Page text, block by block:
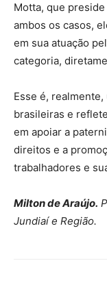
Motta, que
ambos os casos,
em sua atuação
categoria,
Esse é,
brasileiras e
em apoiar a
direitos e a
trabalhadores e
Milton de Araújo.
Jundiaí e Região.